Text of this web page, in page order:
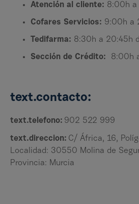
Atención al cliente: 8:00h a
Cofares Servicios: 9:00h a
Tedifarma: 8:30h a 20:45h
Sección de Crédito: 8:00h
text.contacto:
text.telefono: 902 522 999
text.direccion: C/ África, 16,
Localidad: 30550 Molina de
Provincia: Murcia